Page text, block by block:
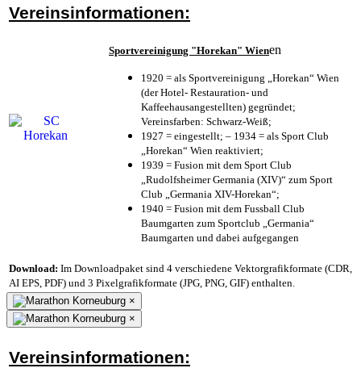
Vereinsinformationen:
Sportvereinigung "Horekan" Wienen
1920 = als Sportvereinigung „Horekan“ Wien
(der Hotel- Restauration- und
Kaffeehausangestellten) gegründet;
Vereinsfarben: Schwarz-Weiß;
1927 = eingestellt; – 1934 = als Sport Club
„Horekan“ Wien reaktiviert;
1939 = Fusion mit dem Sport Club
„Rudolfsheimer Germania (XIV)“ zum Sport
Club „Germania XIV-Horekan“;
1940 = Fusion mit dem Fussball Club
Baumgarten zum Sportclub „Germania“
Baumgarten und dabei aufgegangen
Download: Im Downloadpaket sind 4 verschiedene Vektorgrafikformate (CDR,
AI EPS, PDF) und 3 Pixelgrafikformate (JPG, PNG, GIF) enthalten.
×
×
Vereinsinformationen: